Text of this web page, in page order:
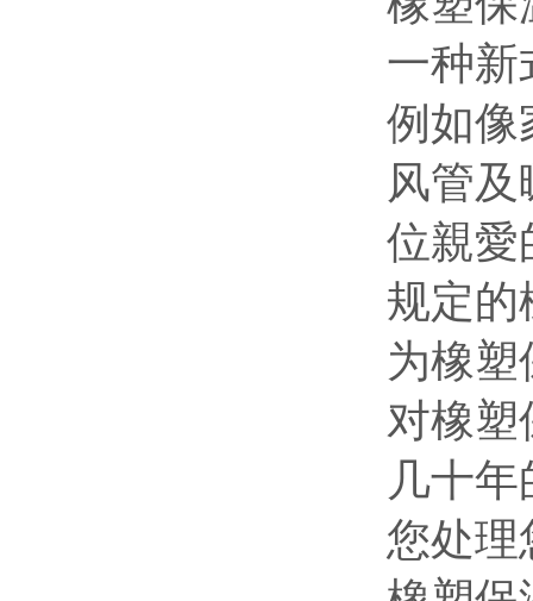
一种新
例如像
风管
位親愛
规定的
为橡
对橡塑
几十
您处理